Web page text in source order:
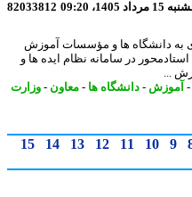
82033812
دانشگاه ها و مؤسسات آموزش
در سامانه نظام ایده ها و
-دانشگاه ها- معاون-وزارت
10
11
12
13
14
15